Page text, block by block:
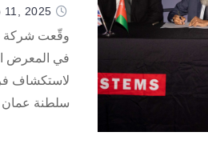
11, 2025
وقّعت شركة
في المعرض
لاستكشاف
سلطنة عمان